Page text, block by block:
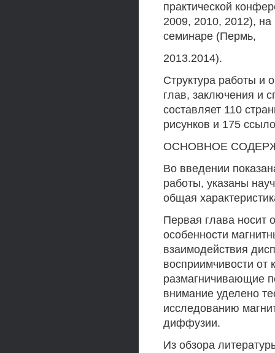
практической
2009, 2010, 2012),
семинаре (Пермь,
2013.2014).
Структура работы и
глав, заключения и
составляет 110
рисунков и 175
ОСНОВНОЕ
Во введении
работы, указаны
общая
Первая глава носит
особенности
взаимодействия
восприимчивости от
размагничивающие
внимание уделено
исследованию
диффузии.
Из обзора